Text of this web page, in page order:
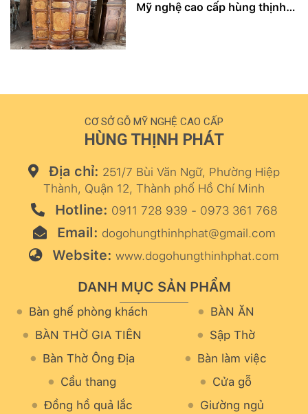
Mỹ nghệ cao cấp hùng thịnh
CƠ SỞ GỖ MỸ NGHỆ CAO CẤP
HÙNG THỊNH PHÁT
Địa chỉ: 251/7 Bùi Văn Ngữ, Phường Hiệp
Thành, Quận 12, Thành phố Hồ Chí Minh
Hotline: 0911 728 939 - 0973 361 768
Email: dogohungthinhphat@gmail.com
Website: www.dogohungthinhphat.com
DANH MỤC SẢN PHẨM
Bàn ghế phòng khách
BÀN ĂN
BÀN THỜ GIA TIÊN
Sập Thờ
Bàn Thờ Ông Địa
Bàn làm việc
Cầu thang
Cửa gỗ
Đồng hồ quả lắc
Giường ngủ